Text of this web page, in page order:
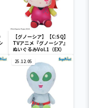
【グノーシア】【C:SQ】
TVアニメ『グノーシア』
ぬいぐるみVol.1（EX）
25.12.05